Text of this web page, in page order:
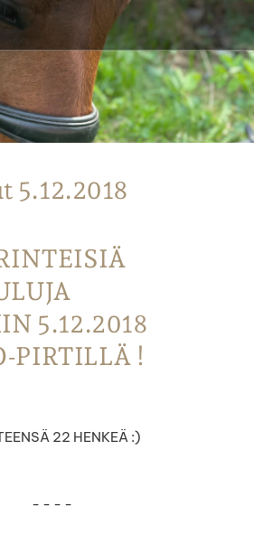
Parkanon Ratsastajat
5.12.2018
5.12.2018
PIRTILLÄ !
22 HENKEÄ :)
- - - -